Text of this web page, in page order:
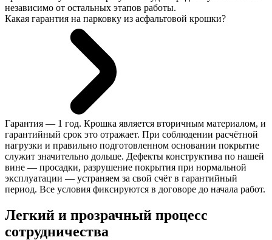
независимо от остальных этапов работы.
Какая гарантия на парковку из асфальтовой крошки?
Гарантия — 1 год. Крошка является вторичным материалом, и
гарантийный срок это отражает. При соблюдении расчётной
нагрузки и правильно подготовленном основании покрытие
служит значительно дольше. Дефекты конструктива по нашей
вине — просадки, разрушение покрытия при нормальной
эксплуатации — устраняем за свой счёт в гарантийный
период. Все условия фиксируются в договоре до начала работ.
Легкий и прозрачный процесс
сотрудничества